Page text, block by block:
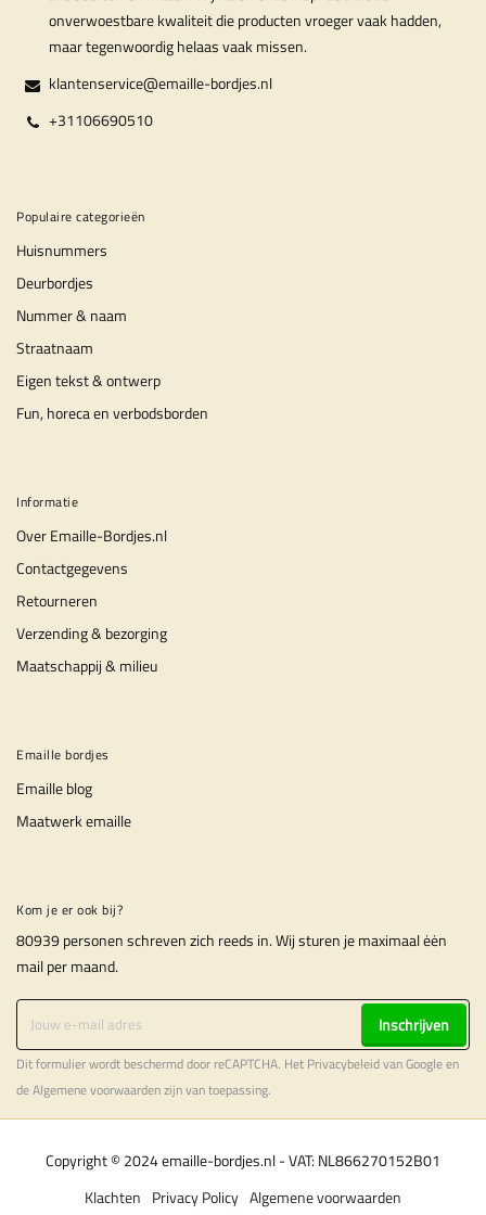
onverwoestbare kwaliteit die producten vroeger vaak hadden,
maar tegenwoordig helaas vaak missen.
klantenservice@emaille-bordjes.nl
+31106690510
Populaire categorieën
Huisnummers
Deurbordjes
Nummer & naam
Straatnaam
Eigen tekst & ontwerp
Fun, horeca en verbodsborden
Informatie
Over Emaille-Bordjes.nl
Contactgegevens
Retourneren
Verzending & bezorging
Maatschappij & milieu
Emaille bordjes
Emaille blog
Maatwerk emaille
Kom je er ook bij?
80939 personen schreven zich reeds in. Wij sturen je maximaal ėėn
mail per maand.
Inschrijven
Dit formulier wordt beschermd door reCAPTCHA. Het Privacybeleidvan Google en
deAlgemene voorwaardenzijn van toepassing.
Copyright © 2024 emaille-bordjes.nl - VAT: NL866270152B01
Algemene voorwaarden
Privacy Policy
Klachten